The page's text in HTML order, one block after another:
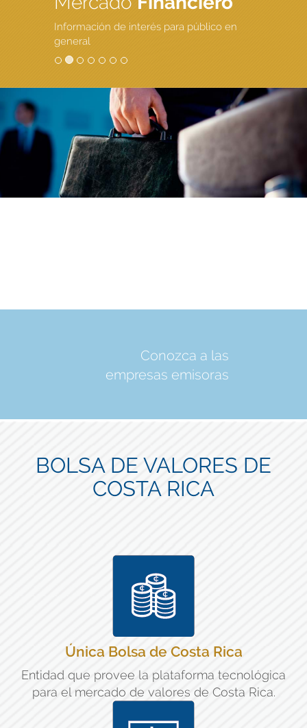
Información de interés para público en
general
Conozca a las
empresas emisoras
BOLSA DE VALORES DE
COSTA RICA
Única Bolsa de Costa Rica
Entidad que provee la plataforma tecnológica
para el mercado de valores de Costa Rica.